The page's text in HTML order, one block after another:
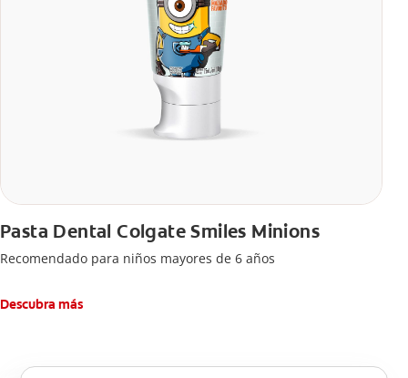
Pasta Dental Colgate Smiles Minions
Recomendado para niños mayores de 6 años
Descubra más